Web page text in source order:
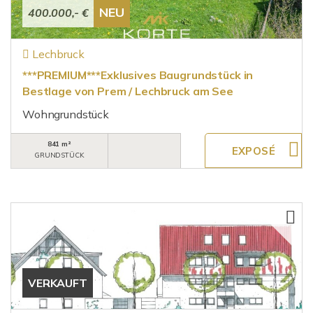
400.000,- € NEU
Lechbruck
***PREMIUM***Exklusives Baugrundstück in
Bestlage von Prem / Lechbruck am See
Wohngrundstück
841 m²
GRUNDSTÜCK
VERKAUFT